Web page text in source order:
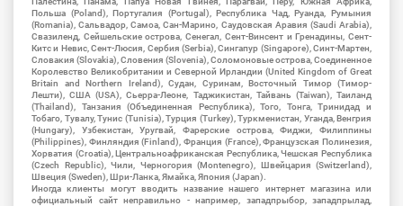
Польша (Poland), Португалия (Portugal), Республика Чад, Руанда, Румыния
(Romania), Сальвадор, Самоа, Сан-Марино, Саудовская Аравия (Saudi Arabia),
Свазиленд, Сейшельские острова, Сенегал, Сент-Винсент и Гренадины, Сент-
Китс и Невис, Сент-Люсия, Сербия (Serbia), Сингапур (Singapore), Синт-Мартен,
Словакия (Slovakia), Словения (Slovenia), Соломоновые острова, Соединенное
Королевство Великобритании и Северной Ирландии (United Kingdom of Great
Britain and Northern Ireland), Судан, Суринам, Восточный Тимор (Тимор-
Лешти), США (USA), Сьерра-Леоне, Таджикистан, Тайвань (Taiwan), Таиланд
(Thailand), Танзания (Объединенная Республика), Того, Тонга, Тринидад и
Тобаго, Тувалу, Тунис (Tunisia), Турция (Turkey), Туркменистан, Уганда, Венгрия
(Hungary), Узбекистан, Уругвай, Фарерские острова, Фиджи, Филиппины
(Philippines), Финляндия (Finland), Франция (France), Французская Полинезия,
Хорватия (Croatia), Центральноафриканская Республика, Чешская Республика
(Czech Republic), Чили, Черногория (Montenegro), Швейцария (Switzerland),
Швеция (Sweden), Шри-Ланка, Ямайка, Япония (Japan).
Иногда клиенты могут вводить название нашего интернет магазина или
официальный сайт неправильно - например, западпрыбор, западпрылад,